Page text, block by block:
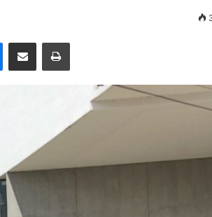
MessengerCompartir por correo electrónicoImprimir